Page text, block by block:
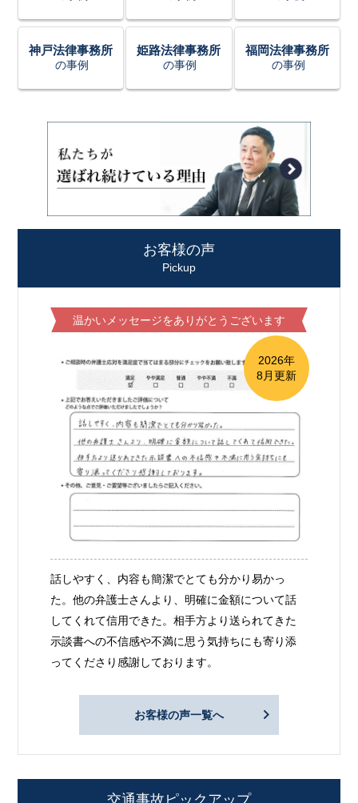
神戸法律事務所
の事例
姫路法律事務所
の事例
福岡法律事務所
の事例
お客様の声
Pickup
温かいメッセージをありがとうございます
2026年
8月更新
話しやすく、内容も簡潔でとても分かり易かっ
た。他の弁護士さんより、明確に金額について話
してくれて信用できた。相手方より送られてきた
示談書への不信感や不満に思う気持ちにも寄り添
ってくださり感謝しております。
お客様の声一覧へ
交通事故ピックアップ